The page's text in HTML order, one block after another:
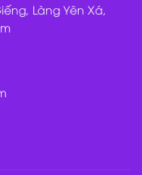
Làng Yên Xá,